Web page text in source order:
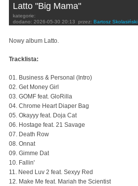
Latto "Big Mama"
kategorie:
dodano: 2026-05-30 20:13 przez: Bartosz Skolasiński
Nowy album Latto.
Tracklista:
01. Business & Personal (Intro)
02. Get Money Girl
03. GOMF feat. GloRilla
04. Chrome Heart Diaper Bag
05. Okayyy feat. Doja Cat
06. Hostage feat. 21 Savage
07. Death Row
08. Onnat
09. Gimme Dat
10. Fallin'
11. Need Luv 2 feat. Sexyy Red
12. Make Me feat. Mariah the Scientist